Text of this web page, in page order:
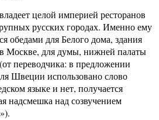
целой империей ресторанов
русских городах. Именно ему
обедами для Белого дома, здания
в Москве, для думы, нижней палаты
переводчика: в предложении
Швеции использовано слово
языке и нет, получается
надсмешка над созвучением